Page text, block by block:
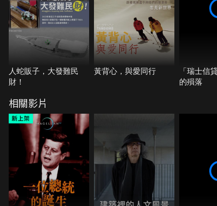
人蛇販子，大發難民
財！
黃背心，與愛同行
「瑞士信
的殞落
相關影片